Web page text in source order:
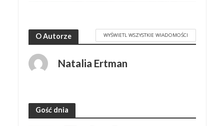
O Autorze WYŚWIETL WSZYSTKIE WIADOMOŚCI
Natalia Ertman
Gość dnia